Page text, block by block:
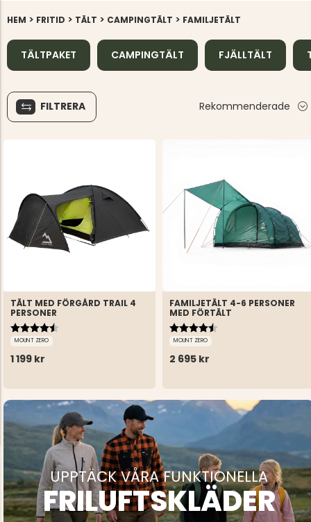
HEM > FRITID > TÄLT > CAMPINGTÄLT > FAMILJETÄLT
TÄLTPAKET CAMPINGTÄLT FJÄLLTÄLT
FILTRERA Rekommenderade
TÄLT MED FÖRGÅRD TRAIL 4
PERSONER
MOUNT ZERO
1 199 kr
Betyg:
4.6 utav 5 stjärnor
FAMILJETÄLT 4-6 PERSONER
MED FÖRTÄLT
MOUNT ZERO
2 695 kr
Betyg:
4.8 utav 5 stjärnor
UPPTÄCK VÅRA FUNKTIONELLA
FRILUFTSKLÄDER